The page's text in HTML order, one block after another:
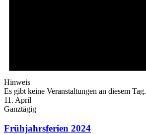
Hinweis
Es gibt keine Veranstaltungen an diesem Tag.
11. April
Ganztägig
Frühjahrsferien 2024